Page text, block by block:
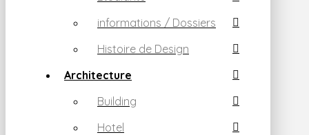
informations / Dossiers
Histoire de Design
Architecture
Building
Hotel